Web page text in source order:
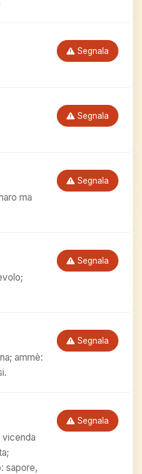
Segnala
Segnala
ma
Segnala
Segnala
ammè:
Segnala
sapore,
Segnala